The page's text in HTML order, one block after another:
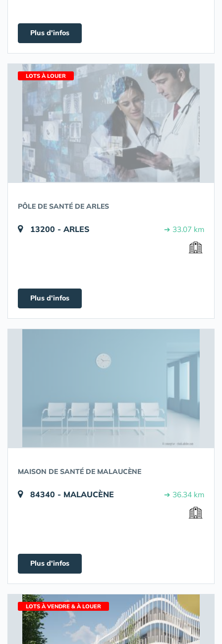
Plus d'infos
LOTS À LOUER
PÔLE DE SANTÉ DE ARLES
13200 - ARLES ➔ 33.07 km
Plus d'infos
MAISON DE SANTÉ DE MALAUCÈNE
84340 - MALAUCÈNE ➔ 36.34 km
Plus d'infos
LOTS À VENDRE & À LOUER